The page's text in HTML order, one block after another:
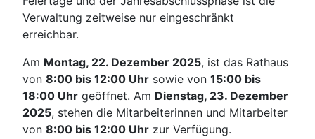
Verwaltung zeitweise nur eingeschränkt
erreichbar.
Am Montag, 22. Dezember 2025, ist das Rathaus
von 8:00 bis 12:00 Uhr sowie von 15:00 bis
18:00 Uhr geöffnet. Am Dienstag, 23. Dezember
2025, stehen die Mitarbeiterinnen und Mitarbeiter
von 8:00 bis 12:00 Uhr zur Verfügung.